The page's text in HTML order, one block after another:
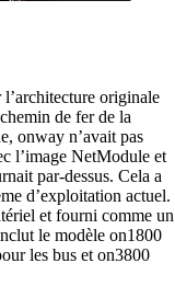
originale
de fer de la
onway n’avait pas
l’image NetModule et
par-dessus. Cela a
d’exploitation actuel.
et fourni comme un
le modèle on1800
les bus et on3800